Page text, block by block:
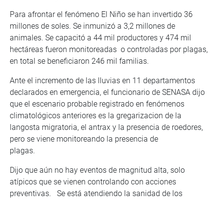
Para afrontar el fenómeno El Niño se han invertido 36
millones de soles. Se inmunizó a 3,2 millones de
animales. Se capacitó a 44 mil productores y 474 mil
hectáreas fueron monitoreadas o controladas por plagas,
en total se beneficiaron 246 mil familias.
Ante el incremento de las lluvias en 11 departamentos
declarados en emergencia, el funcionario de SENASA dijo
que el escenario probable registrado en fenómenos
climatológicos anteriores es la gregarizacion de la
langosta migratoria, el antrax y la presencia de roedores,
pero se viene monitoreando la presencia de
plagas.
Dijo que aún no hay eventos de magnitud alta, solo
atípicos que se vienen controlando con acciones
preventivas. Se está atendiendo la sanidad de los